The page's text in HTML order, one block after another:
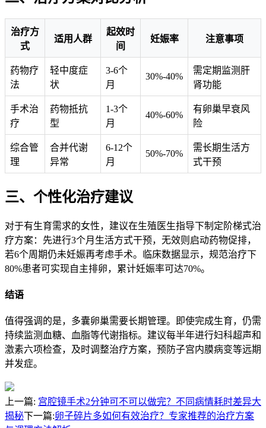
治疗方
式
适用人群
起效时
间
妊娠率 注意事项
药物疗
法
轻中度症
状
3-6个
月
30%-40%
需定期监测肝
肾功能
手术治
疗
药物抵抗
型
1-3个
月
40%-60%
有卵巢早衰风
险
综合管
理
合并代谢
异常
6-12个
月
50%-70%
需长期生活方
式干预
三、个性化治疗建议
对于有生育需求的女性，建议在生殖医生指导下制定阶梯式治
疗方案：先进行3个月生活方式干预，无效则启动药物促排，
若6个周期仍未妊娠再考虑手术。临床数据显示，规范治疗下
80%患者可实现自主排卵，累计妊娠率可达70%。
结语
值得强调的是，多囊卵巢需要长期管理。即使完成生育，仍需
持续监测血糖、血脂等代谢指标。建议每半年进行妇科超声和
激素六项检查，及时调整治疗方案，预防子宫内膜病变等远期
并发症。
上一篇: 宫腔镜手术2分钟可不可以做完？不同病情耗时差异大
揭秘下一篇:卵子碎片多如何有效治疗？专家推荐的治疗方案